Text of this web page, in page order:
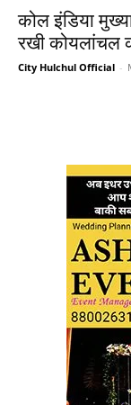
कोल इंडिया
रखी कोयलांचल
City Hulchul Official -